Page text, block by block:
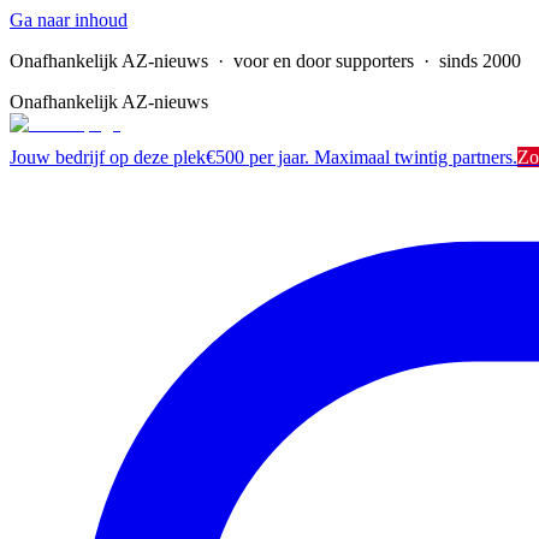
Ga naar inhoud
Onafhankelijk AZ-nieuws · voor en door supporters · sinds 2000
Onafhankelijk AZ-nieuws
Jouw bedrijf op deze plek€500 per jaar. Maximaal twintig partners.